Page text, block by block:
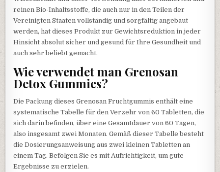
reinen Bio-Inhaltsstoffe, die auch nur in den Teilen der
Vereinigten Staaten vollständig und sorgfältig angebaut
werden, hat dieses Produkt zur Gewichtsreduktion in jeder
Hinsicht absolut sicher und gesund für Ihre Gesundheit und
auch sehr beliebt gemacht.
Wie verwendet man Grenosan
Detox Gummies?
Die Packung dieses Grenosan Fruchtgummis enthält eine
systematische Tabelle für den Verzehr von 60 Tabletten, die
sich darin befinden, über eine Gesamtdauer von 60 Tagen,
also insgesamt zwei Monaten. Gemäß dieser Tabelle besteht
die Dosierungsanweisung aus zwei kleinen Tabletten an
einem Tag. Befolgen Sie es mit Aufrichtigkeit, um gute
Ergebnisse zu erzielen.